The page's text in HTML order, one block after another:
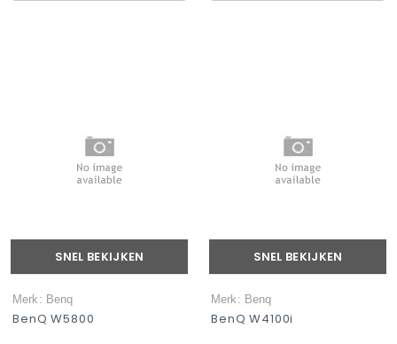
SNEL BEKIJKEN
Merk: Benq
BenQ W5800
SNEL BEKIJKEN
Merk: Benq
BenQ W4100i